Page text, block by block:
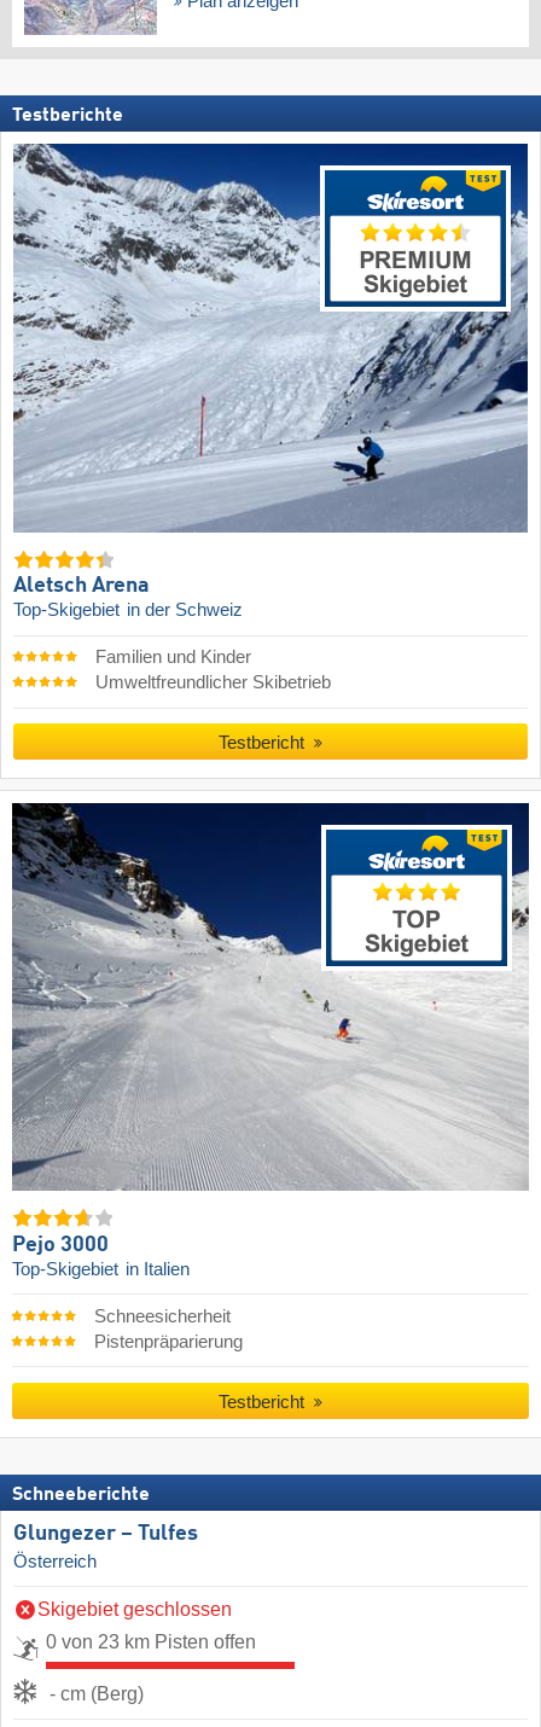
Testberichte
Aletsch Arena
Top-Skigebiet in der Schweiz
Familien und Kinder
Umweltfreundlicher Skibetrieb
Testbericht
Pejo 3000
Top-Skigebiet in Italien
Schneesicherheit
Pistenpräparierung
Testbericht
Schneeberichte
Glungezer – Tulfes
Österreich
Skigebiet geschlossen
0 von 23 km Pisten offen
- cm (Berg)